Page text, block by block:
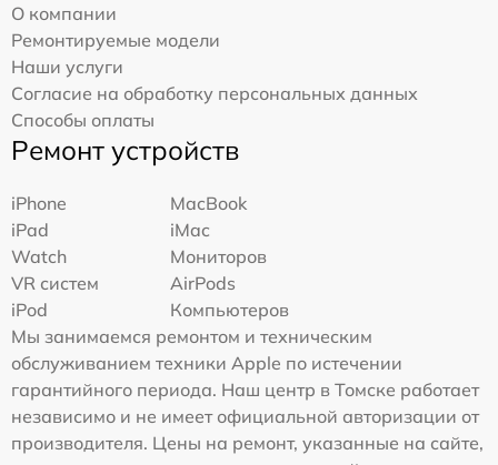
О компании
Ремонтируемые модели
Наши услуги
Согласие на обработку персональных данных
Способы оплаты
Ремонт устройств
iPhone
MacBook
iPad
iMac
Watch
Мониторов
VR систем
AirPods
iPod
Компьютеров
Мы занимаемся ремонтом и техническим
обслуживанием техники Apple по истечении
гарантийного периода. Наш центр в Томске работает
независимо и не имеет официальной авторизации от
производителя. Цены на ремонт, указанные на сайте,